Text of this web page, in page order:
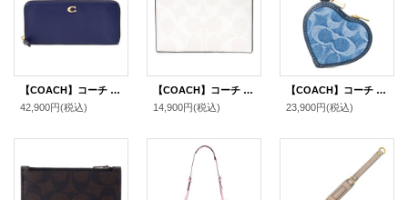
【COACH】コーチ 長財布 レザー エッセンシャル ロゴ スリム アコーディオン ジップ アラウンド 長財布 ダークネイビー（日本未発売）
42,900円(税込)
【COACH】コーチ コーティングキャンバス レザー シグネチャー ジップ カードケース コインケース 小銭入れ チャーク×ブラックマルチ〔日本未発売〕
14,900円(税込)
【COACH】コーチ キーホルダー デニム レザー シグネチャー ハート型 ポーチ コインケース ドッグリーシュ バッグチャーム インディゴ（日本未発売）
23,900円(税込)